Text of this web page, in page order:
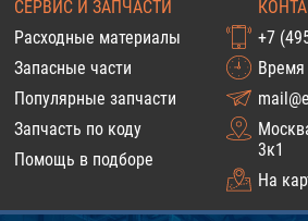
СЕРВИС И ЗАПЧАСТИ
Расходные материалы
Запасные части
Популярные запчасти
Запчасть по коду
Помощь в подборе
+7
3к1
На